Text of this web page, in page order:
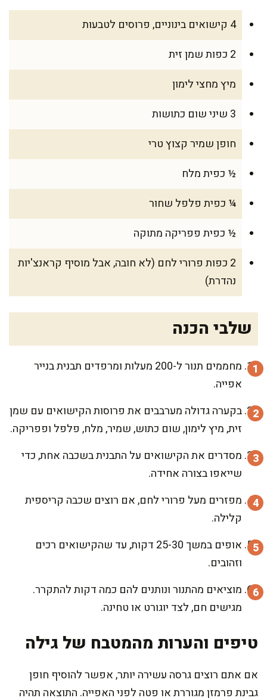
4 קישואים בינוניים, פרוסים לטבעות
2 כפות שמן זית
מיץ מחצי לימון
3 שיני שום כתושות
חופן שמיר קצוץ טרי
½ כפית מלח
¼ כפית פלפל שחור
½ כפית פפריקה מתוקה
2 כפות פרורי לחם (לא חובה, אבל מוסיף קראנצ'יות
נהדרת)
שלבי הכנה
מחממים תנור ל-200 מעלות ומרפדים תבנית בנייר
אפייה.
בקערה גדולה מערבבים את פרוסות הקישואים עם שמן
זית, מיץ לימון, שום כתוש, שמיר, מלח, פלפל ופפריקה.
מסדרים את הקישואים על התבנית בשכבה אחת, כדי
שייאפו בצורה אחידה.
מפזרים מעל פרורי לחם, אם רוצים שכבה קריספית
קלילה.
אופים במשך 25-30 דקות, עד שהקישואים רכים
וזהובים.
מוציאים מהתנור ונותנים להם כמה דקות להתקרר.
מגישים חם, לצד יוגורט או טחינה.
טיפים והערות מהמטבח של גילה
אם אתם רוצים גרסה עשירה יותר, אפשר להוסיף חופן
גבינת פרמזן מגוררת או פטה לפני האפייה. התוצאה תהיה